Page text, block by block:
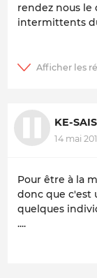
rendez nous
intermittents
KE-
14 mai
Pour être à la
donc que c'est
quelques
....